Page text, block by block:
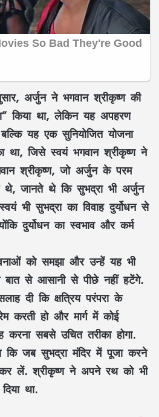
अर्जुन ने भगवान श्रीकृष्ण की
किया था, लेकिन यह अपहरण
यह एक सुनियोजित योजना
था, जिसे स्वयं भगवान श्रीकृष्ण ने
श्रीकृष्ण, जो अर्जुन के परम
जानते थे कि सुभद्रा भी अर्जुन
भी सुभद्रा का विवाह दुर्योधन से
दुर्योधन का स्वभाव और कर्म
को समझा और उन्हें यह भी
बात से आसानी से पीछे नहीं हटेंगे.
दी कि क्षत्रिय परंपरा के
करती हो और मार्ग में कोई
सबसे उचित तरीका होगा.
जब सुभद्रा मंदिर में पूजा करने
लें. श्रीकृष्ण ने अपने रथ को भी
था.